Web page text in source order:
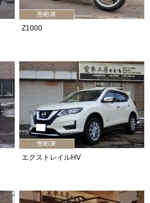
Z1000
エクストレイルHV